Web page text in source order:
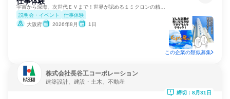
説明会・イベント
仕事体験
大阪府
2026年8月 1日
この企業の類似募集
株式会社長谷工コーポレーション
建築設計、建設・土木、不動産
締切：8月31日